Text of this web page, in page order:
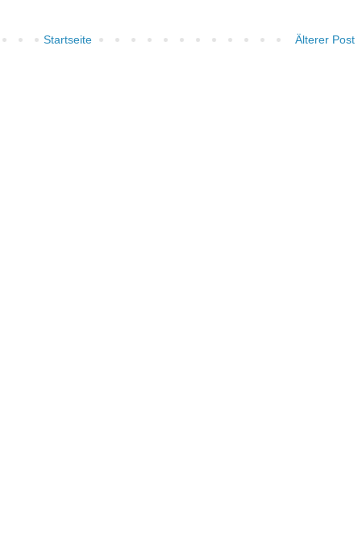
Älterer Post
Startseite